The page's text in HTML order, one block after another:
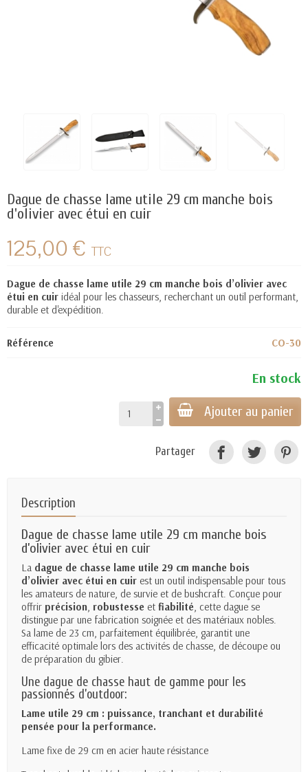
Dague de chasse lame utile 29 cm manche bois
d'olivier avec étui en cuir
125,00 € TTC
Dague de chasse lame utile 29 cm manche bois d’olivier avec
étui en cuir idéal pour les chasseurs, recherchant un outil performant,
durable et d'expédition.
Référence CO-30
En stock
Ajouter au panier
Partager
Description
Dague de chasse lame utile 29 cm manche bois
d’olivier avec étui en cuir
La dague de chasse lame utile 29 cm manche bois
d’olivier avec étui en cuir est un outil indispensable pour tous
les amateurs de nature, de survie et de bushcraft. Conçue pour
offrir précision robustesse et fiabilité , cette dague se
distingue par une fabrication soignée et des matériaux nobles.
Sa lame de 23 cm, parfaitement équilibrée, garantit une
efficacité optimale lors des activités de chasse, de découpe ou
de préparation du gibier.
Une dague de chasse haut de gamme pour les
passionnés d’outdoor:
Lame utile 29 cm : puissance, tranchant et durabilité
pensée pour la performance.
Lame fixe de 29 cm en acier haute résistance